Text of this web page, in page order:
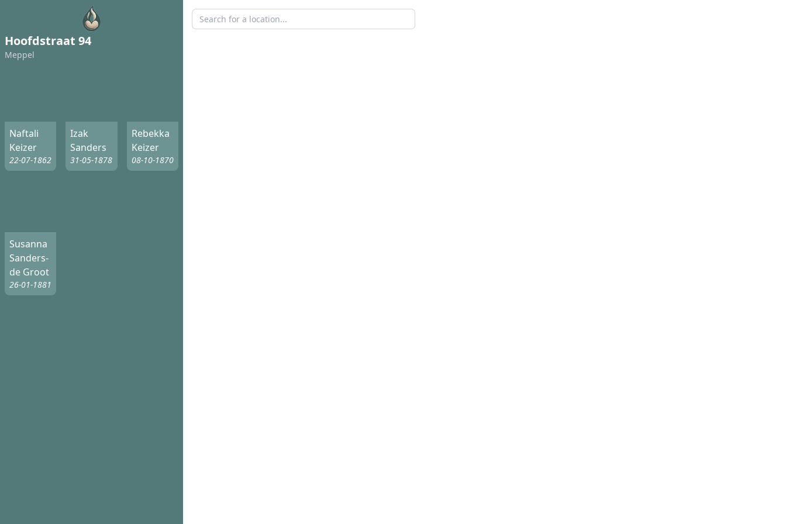
Hoofdstraat 94
Meppel
Naftali
Keizer
22-07-1862
Izak
Sanders
31-05-1878
Rebekka
Keizer
08-10-1870
Susanna
Sanders-
de Groot
26-01-1881